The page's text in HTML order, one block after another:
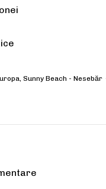
,Sunny Beach - Nesebăr